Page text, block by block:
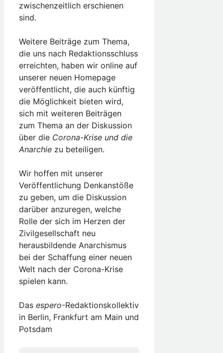
zwischenzeitlich erschienen
sind.
Weitere Beiträge zum Thema,
die uns nach Redaktionsschluss
erreichten, haben wir online auf
unserer neuen Homepage
veröffentlicht, die auch künftig
die Möglichkeit bieten wird,
sich mit weiteren Beiträgen
zum Thema an der Diskussion
über die Corona-Krise und die
Anarchie zu beteiligen.
Wir hoffen mit unserer
Veröffentlichung Denkanstöße
zu geben, um die Diskussion
darüber anzuregen, welche
Rolle der sich im Herzen der
Zivilgesellschaft neu
herausbildende Anarchismus
bei der Schaffung einer neuen
Welt nach der Corona-Krise
spielen kann.
Das espero-Redaktionskollektiv
in Berlin, Frankfurt am Main und
Potsdam